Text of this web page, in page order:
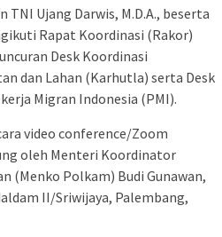
TNI Ujang Darwis, M.D.A., beserta
Rapat Koordinasi (Rakor)
Desk Koordinasi
dan Lahan (Karhutla) serta Desk
Migran Indonesia (PMI).
video conference/Zoom
oleh Menteri Koordinator
(Menko Polkam) Budi Gunawan,
II/Sriwijaya, Palembang,